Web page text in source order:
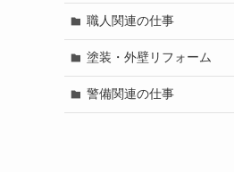
職人関連の仕事
塗装・外壁リフォーム
警備関連の仕事